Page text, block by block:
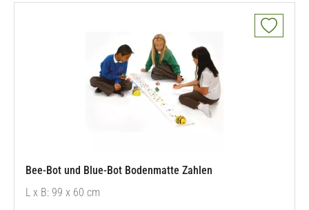
Bee-Bot und Blue-Bot Bodenmatte Zahlen
L x B: 99 x 60 cm